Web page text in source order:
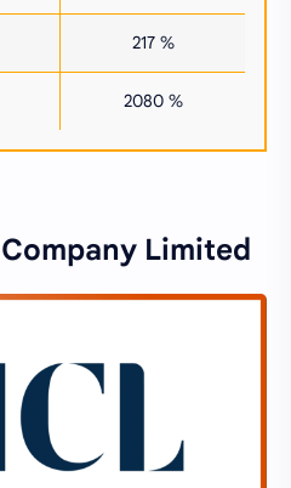
217 %
2080 %
Limited